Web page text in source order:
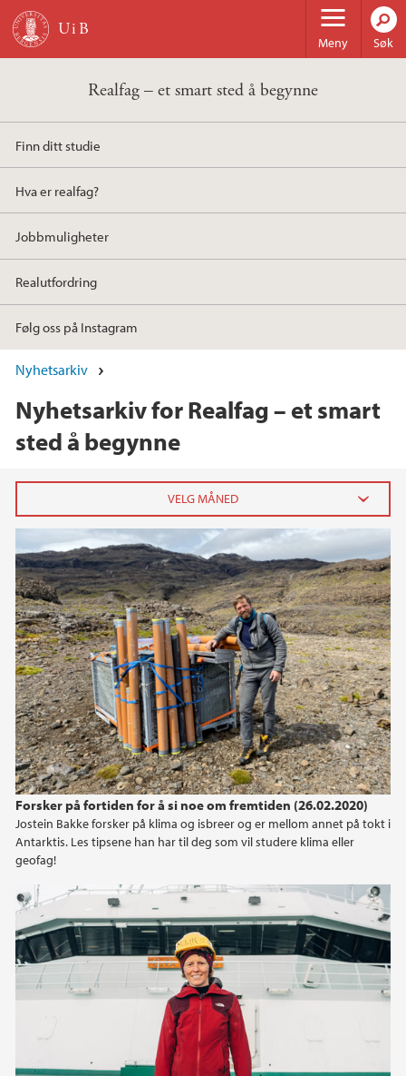
Hopp til hovedinnhold
Meny Søk
Realfag – et smart sted å begynne
Finn ditt studie
Hva er realfag?
Jobbmuligheter
Realutfordring
Følg oss på Instagram
Nyhetsarkiv
Nyhetsarkiv for Realfag – et smart
sted å begynne
Forsker på fortiden for å si noe om fremtiden (26.02.2020)
Jostein Bakke forsker på klima og isbreer og er mellom annet på tokt i
Antarktis. Les tipsene han har til deg som vil studere klima eller
geofag!
2023
september (1)
2022
2021
2020
2019
2018